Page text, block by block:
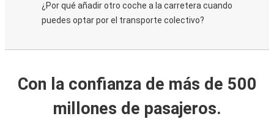
¿Por qué añadir otro coche a la carretera cuando
puedes optar por el transporte colectivo?
Con la confianza de más de 500
millones de pasajeros.